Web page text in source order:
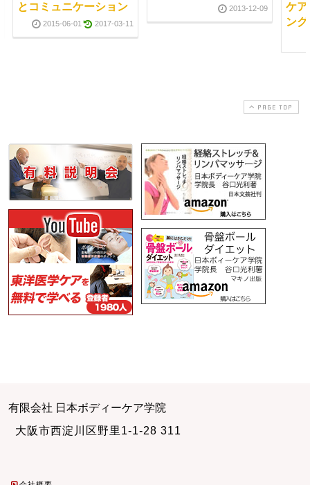
とコミュニケーション
2015-06-01 2017-03-11
2013-12-09
ケ
ング
PAGE TOP
有限会社 日本ボディーケア学院
大阪市西淀川区野里1-1-28 311